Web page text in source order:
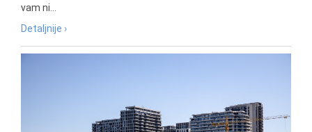
vam ni...
Detaljnije ›